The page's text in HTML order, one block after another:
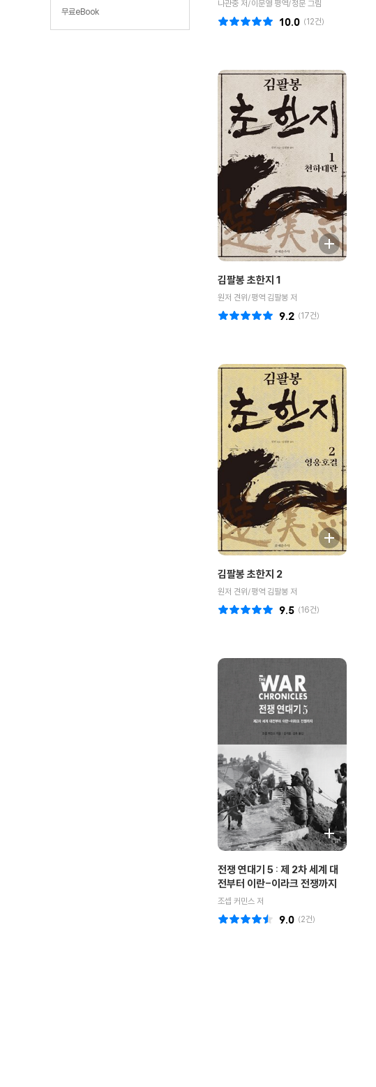
무료eBook
나관중 저/이문열 평역/정문 그림
(12건)
10.0
김팔봉 초한지 1
원저 견위/평역 김팔봉 저
(17건)
9.2
김팔봉 초한지 2
원저 견위/평역 김팔봉 저
(16건)
9.5
전쟁 연대기 5 : 제 2차 세계 대
전부터 이란-이라크 전쟁까지
조셉 커민스 저
(2건)
9.0